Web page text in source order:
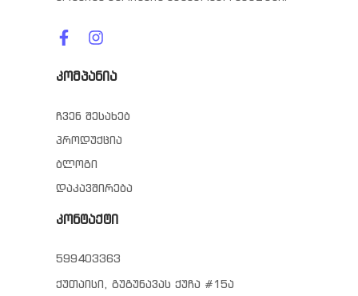
კომპანია
ჩვენ შესახებ
პროდუქცია
ბლოგი
დაკავშირება
კონტაქტი
599403363
ქუთაისი, გუგუნავას ქუჩა #15ა